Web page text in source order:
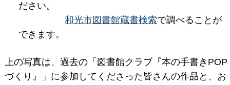
ださい。
和光市図書館蔵書検索で調べることが
できます。
上の写真は、過去の「図書館クラブ『本の手書きPOP
づくり』」に参加してくださった皆さんの作品と、お